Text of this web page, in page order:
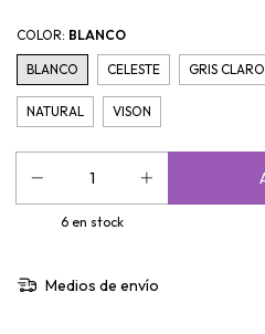
COLOR: BLANCO
BLANCO CELESTE GRIS CLARO
NATURAL VISON
6 en stock
Medios de envío